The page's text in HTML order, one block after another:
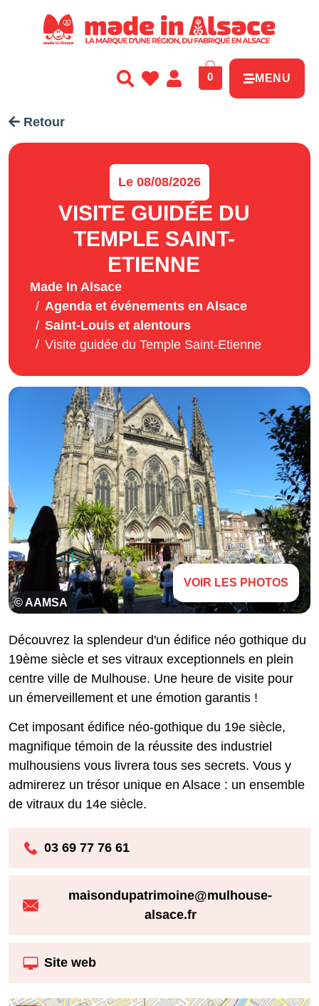
0 MENU
Retour
Le 08/08/2026
VISITE GUIDÉE DU
TEMPLE SAINT-
ETIENNE
Made In Alsace
Agenda et événements en Alsace
Saint-Louis et alentours
Visite guidée du Temple Saint-Etienne
© AAMSA
VOIR LES PHOTOS
Découvrez la splendeur d'un édifice néo gothique du
19ème siècle et ses vitraux exceptionnels en plein
centre ville de Mulhouse. Une heure de visite pour
un émerveillement et une émotion garantis !
Cet imposant édifice néo-gothique du 19e siècle,
magnifique témoin de la réussite des industriel
mulhousiens vous livrera tous ses secrets. Vous y
admirerez un trésor unique en Alsace : un ensemble
de vitraux du 14e siècle.
03 69 77 76 61
maisondupatrimoine@mulhouse-
alsace.fr
Site web